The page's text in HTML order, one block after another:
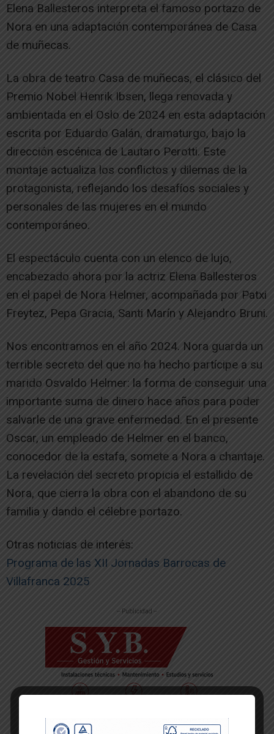
Elena Ballesteros interpreta el famoso portazo de
Nora en una adaptación contemporánea de Casa
de muñecas.
La obra de teatro Casa de muñecas, el clásico del
Premio Nobel Henrik Ibsen, llega renovada y
ambientada en el Oslo de 2024 en esta adaptación
escrita por Eduardo Galán, dramaturgo, bajo la
dirección escénica de Lautaro Perotti. Este
montaje actualiza los conflictos y dilemas de la
protagonista, reflejando los desafíos sociales y
personales de las mujeres en el mundo
contemporáneo.
El espectáculo cuenta con un elenco de lujo,
encabezado ahora por la actriz Elena Ballesteros
en el papel de Nora Helmer, acompañada por Patxi
Freytez, Pepa Gracia, Santi Marín y Alejandro Bruni.
Nos encontramos en el año 2024. Nora guarda un
terrible secreto del que no ha hecho partícipe a su
marido Osvaldo Helmer: la forma de conseguir una
importante suma de dinero hace años para poder
salvarle de una grave enfermedad. En el presente
Oscar, un empleado de Helmer en el banco,
conocedor de la estafa, somete a Nora a chantaje.
La revelación del secreto propicia el estallido de
Nora, que cierra la obra con el abandono de su
familia y dando el célebre portazo.
Otras noticias de interés:
Programa de las XII Jornadas Barrocas de
Villafranca 2025
-- Publicidad --